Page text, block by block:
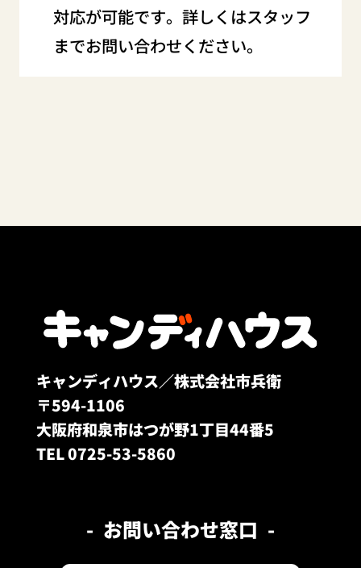
対応が可能です。詳しくはスタッフ
までお問い合わせください。
キャンディハウス／株式会社市兵衛
〒594-1106
大阪府和泉市はつが野1丁目44番5
TEL 0725-53-5860
お問い合わせ窓口